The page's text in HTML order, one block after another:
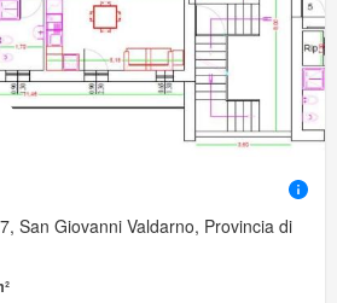
San Giovanni Valdarno, Provincia di